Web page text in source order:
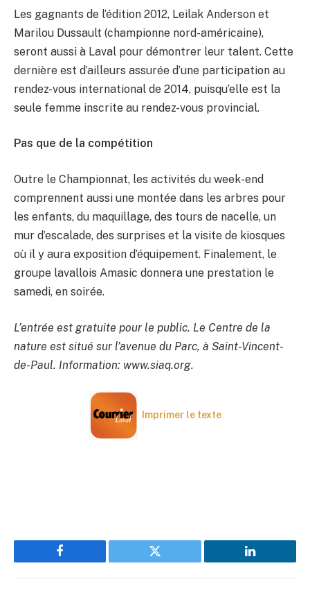
Les gagnants de l’édition 2012, Leilak Anderson et
Marilou Dussault (championne nord-américaine),
seront aussi à Laval pour démontrer leur talent. Cette
dernière est d’ailleurs assurée d’une participation au
rendez-vous international de 2014, puisqu’elle est la
seule femme inscrite au rendez-vous provincial.
Pas que de la compétition
Outre le Championnat, les activités du week-end
comprennent aussi une montée dans les arbres pour
les enfants, du maquillage, des tours de nacelle, un
mur d’escalade, des surprises et la visite de kiosques
où il y aura exposition d’équipement. Finalement, le
groupe lavallois Amasic donnera une prestation le
samedi, en soirée.
L’entrée est gratuite pour le public. Le Centre de la
nature est situé sur l’avenue du Parc, à Saint-Vincent-
de-Paul. Information: www.siaq.org.
Imprimer le texte
Facebook Twitter LinkedIn